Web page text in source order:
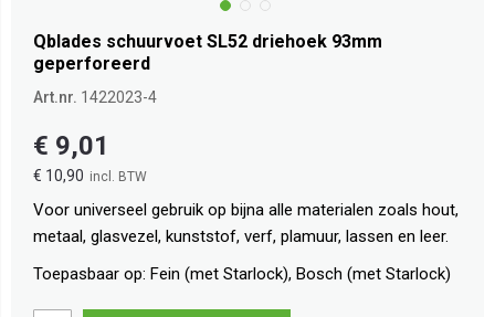
Qblades schuurvoet SL52 driehoek 93mm
geperforeerd
Art.nr. 1422023-4
€ 10,90
€ 9,01
Voor universeel gebruik op bijna alle materialen zoals hout,
metaal, glasvezel, kunststof, verf, plamuur, lassen en leer.
Toepasbaar op: Fein (met Starlock), Bosch (met Starlock)